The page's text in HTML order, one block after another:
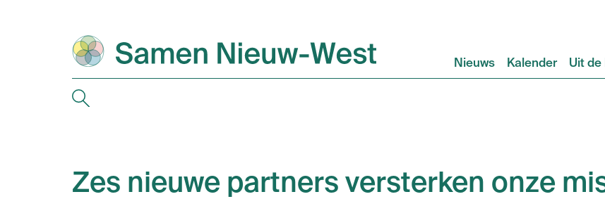
Nieuws Kalender Uit de
Zes nieuwe partners versterken onze